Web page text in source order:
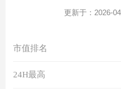
更新于：2026-
市值排名
24H最高